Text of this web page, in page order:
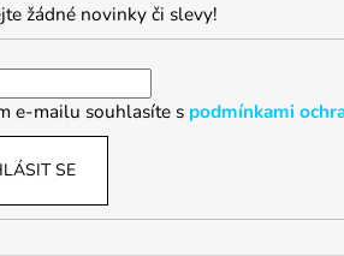
žádné novinky či slevy!
e-mailu souhlasíte s podmínkami
SE